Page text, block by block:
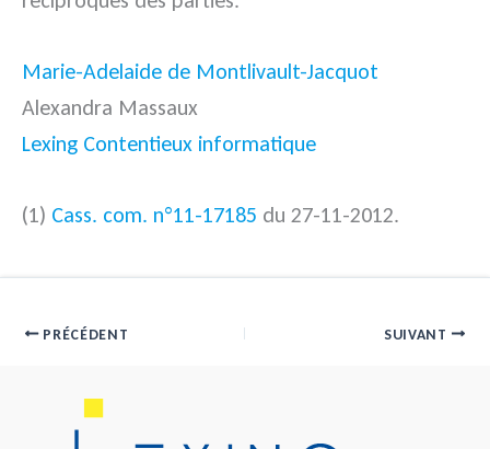
Marie-Adelaide de Montlivault-Jacquot
Alexandra Massaux
Lexing Contentieux informatique
(1) Cass. com. n°11-17185 du 27-11-2012.
PRÉCÉDENT SUIVANT